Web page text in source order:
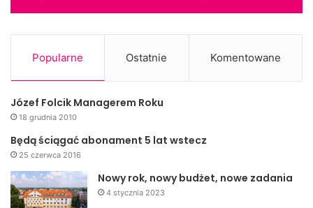
Popularne Ostatnie Komentowane
Józef Folcik Managerem Roku
18 grudnia 2010
Będą ściągać abonament 5 lat wstecz
25 czerwca 2016
Nowy rok, nowy budżet, nowe zadania
4 stycznia 2023